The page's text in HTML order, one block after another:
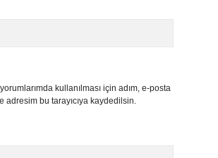
kullanılması için adım, e-posta
adresim bu tarayıcıya kaydedilsin.